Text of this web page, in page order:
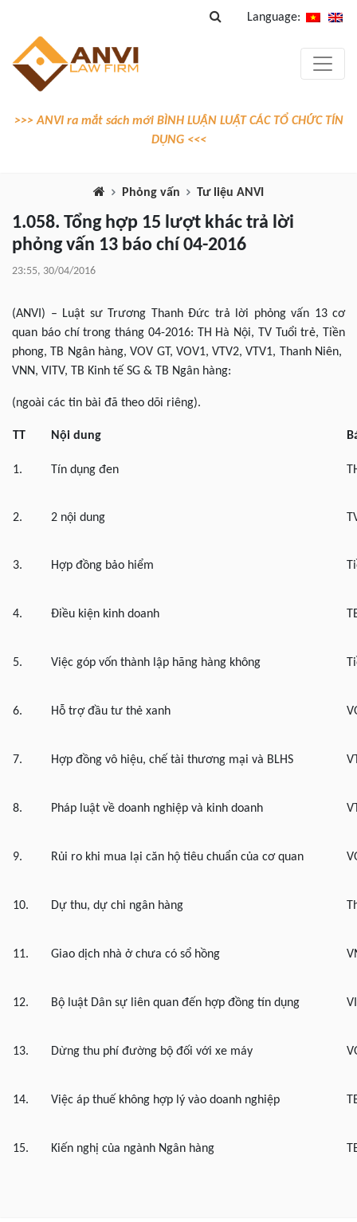
Language:
>>> ANVI ra mắt sách mới BÌNH LUẬN LUẬT CÁC TỔ CHỨC TÍN
DỤNG <<<
Phỏng vấn Tư liệu ANVI
1.058. Tổng hợp 15 lượt khác trả lời
phỏng vấn 13 báo chí 04-2016
23:55, 30/04/2016
(ANVI) – Luật sư Trương Thanh Đức trả lời phỏng vấn 13 cơ
quan báo chí trong tháng 04-2016: TH Hà Nội, TV Tuổi trẻ, Tiền
phong, TB Ngân hàng, VOV GT, VOV1, VTV2, VTV1, Thanh Niên,
VNN, VITV, TB Kinh tế SG & TB Ngân hàng:
(ngoài các tin bài đã theo dõi riêng).
TT Nội dung
1. Tín dụng đen
2. 2 nội dung
3. Hợp đồng bảo hiểm
4. Điều kiện kinh doanh
5. Việc góp vốn thành lập hãng hàng không
6. Hỗ trợ đầu tư thẻ xanh
7. Hợp đồng vô hiệu, chế tài thương mại và BLHS
8. Pháp luật về doanh nghiệp và kinh doanh
9. Rủi ro khi mua lại căn hộ tiêu chuẩn của cơ quan
10. Dự thu, dự chi ngân hàng
11. Giao dịch nhà ở chưa có sổ hồng
12. Bộ luật Dân sự liên quan đến hợp đồng tín dụng
13. Dừng thu phí đường bộ đối với xe máy
14. Việc áp thuế không hợp lý vào doanh nghiệp
15. Kiến nghị của ngành Ngân hàng